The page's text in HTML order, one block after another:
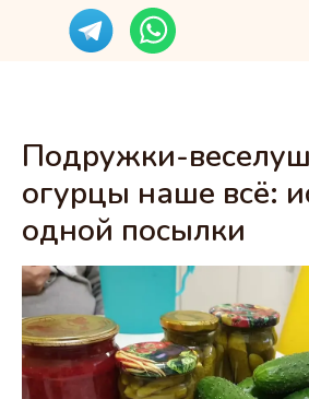
Подружки-
огурцы наше всё:
одной посылки